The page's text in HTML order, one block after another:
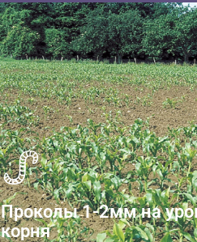
Проколы 1-2мм на
корня